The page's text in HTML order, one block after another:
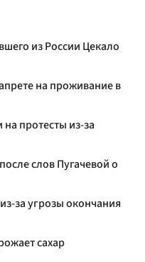
из России Цекало
на проживание в
протесты из-за
слов Пугачевой о
за угрозы окончания
сахар